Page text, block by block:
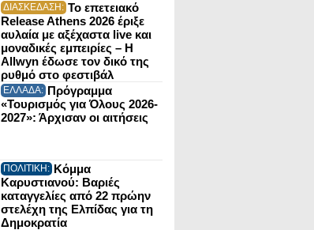
ΔΙΑΣΚΕΔΑΣΗ: Το επετειακό
Release Athens 2026 έριξε
αυλαία με αξέχαστα live και
μοναδικές εμπειρίες – Η
Allwyn έδωσε τον δικό της
ρυθμό στο φεστιβάλ
ΕΛΛΑΔΑ: Πρόγραμμα
«Τουρισμός για Όλους 2026-
2027»: Άρχισαν οι αιτήσεις
ΠΟΛΙΤΙΚΗ: Κόμμα
Καρυστιανού: Βαριές
καταγγελίες από 22 πρώην
στελέχη της Ελπίδας για τη
Δημοκρατία